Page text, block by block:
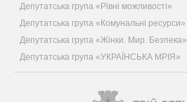
Депутатська група «Рівні можливості»
Депутатська група «Комунальні ресурси»
Депутатська група «Жінки. Мир. Безпека»
Депутатська група «УКРАЇНСЬКА МРІЯ»